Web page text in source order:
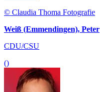
© Claudia Thoma Fotografie
Weiß (Emmendingen), Peter
CDU/CSU
()